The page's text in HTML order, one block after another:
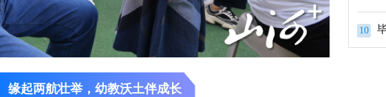
缘起两航壮举，幼教沃土伴成长
10